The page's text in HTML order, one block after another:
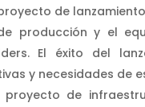
de
producción y el
El éxito del
y necesidades de
proyecto de